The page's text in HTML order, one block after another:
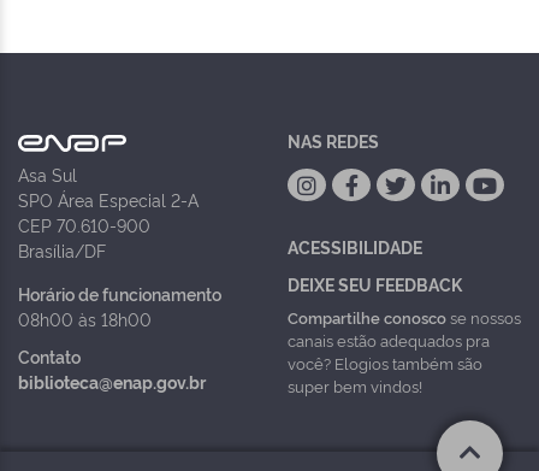
Asa Sul
SPO Área Especial 2-A
CEP 70.610-900
Brasília/DF
Horário de funcionamento
08h00 às 18h00
Contato
biblioteca@enap.gov.br
NAS REDES
ACESSIBILIDADE
DEIXE SEU FEEDBACK
Compartilhe conoscose nossos
canais estão adequados pra
você? Elogios também são
super bem vindos!